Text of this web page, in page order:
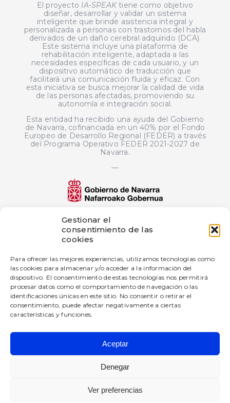
Gestionar el
consentimiento de las
cookies
Para ofrecer las mejores experiencias, utilizamos tecnologías como
las cookies para almacenar y/o acceder a la información del
dispositivo. El consentimiento de estas tecnologías nos permitirá
procesar datos como el comportamiento de navegación o las
identificaciones únicas en este sitio. No consentir o retirar el
consentimiento, puede afectar negativamente a ciertas
características y funciones.
Aceptar
Denegar
Ver preferencias
El proyecto IA-SPEAKtiene como objetivo
diseñar, desarrollar y validar un sistema
inteligente que brinde asistencia integral y
personalizada a personas con trastornos del habla
derivados de un daño cerebral adquirido (DCA).
Este sistema incluye una plataforma de
rehabilitación inteligente, adaptada a las
necesidades específicas de cada usuario, y un
dispositivo automático de traducción que
facilitará una comunicación fluida y eficaz. Con
esta iniciativa se busca mejorar la calidad de vida
de las personas afectadas, promoviendo su
autonomía e integración social.
Esta entidad ha recibido una ayuda del Gobierno
de Navarra, cofinanciada en un 40% por el Fondo
Europeo de Desarrollo Regional (FEDER) a través
del Programa Operativo FEDER 2021-2027 de
Navarra.
—
El proyecto de innovación bigD Artificial
Intelligence Generated Content ha sido
subvencionado por Gobierno de Navarra al
amparo de la convocatoria de 2025 de ayudas a
—
Esta empresa ha recibido una subvención del
Gobierno de Navarra al amparo de la convocatoria
de Fomento de la Empresa Digital Navarra 2025.
BIGD Diseño e Innovación SL
Todos los derechos reservados.